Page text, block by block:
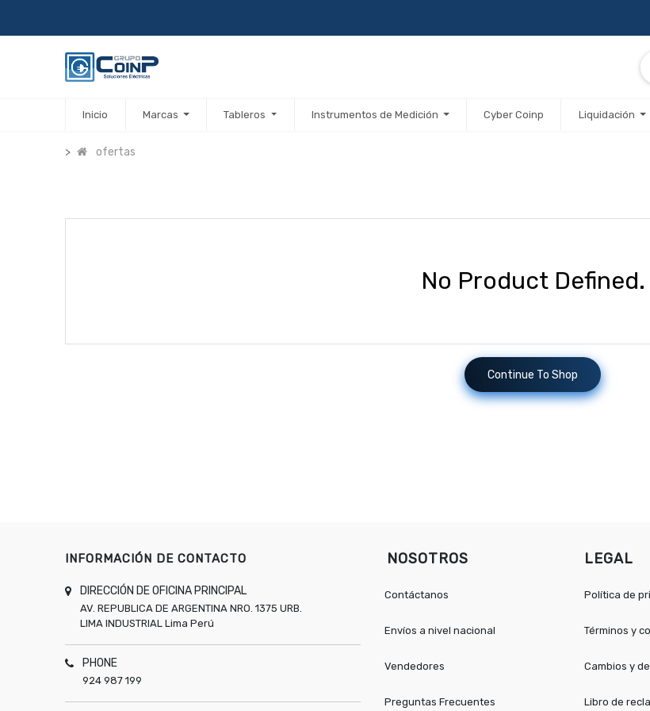
Inicio Marcas Tableros Instrumentos de Medición Cyber Coinp Liquidación
ofertas
No Product Defined.
Continue To Shop
INFORMACIÓN DE CONTACTO
DIRECCIÓN DE OFICINA PRINCIPAL
AV. REPUBLICA DE ARGENTINA NRO. 1375 URB.
LIMA INDUSTRIAL Lima Perú
PHONE
924 987 199
NOSOTROS
Contáctanos
Envíos a nivel nacional
Vendedores
Preguntas Frecuentes
LEGAL
Política de
Términos y
Cambios y
Libro de